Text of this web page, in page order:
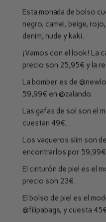
Esta monada de bolso
negro, camel, beige,
denim, nude y kaki.
¡Vamos con el look! La
precio son 25,95€ y la
La bomber es de
59,99€ en @zalando.
Las gafas de sol son el
cuestan 49€.
Los vaqueros slim son de
encontrarlos por
El cinturón de piel es el
precio son 23€.
El bolso de piel es el
@filipabags, y cuesta